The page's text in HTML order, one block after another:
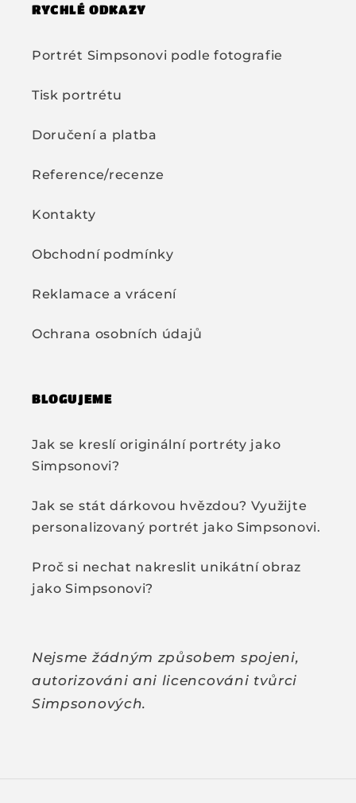
RYCHLÉ ODKAZY
Portrét Simpsonovi podle fotografie
Tisk portrétu
Doručení a platba
Reference/recenze
Kontakty
Obchodní podmínky
Reklamace a vrácení
Ochrana osobních údajů
BLOGUJEME
Jak se kreslí originální portréty jako
Simpsonovi?
Jak se stát dárkovou hvězdou? Využijte
personalizovaný portrét jako Simpsonovi.
Proč si nechat nakreslit unikátní obraz
jako Simpsonovi?
Nejsme žádným způsobem spojeni,
autorizováni ani licencováni tvůrci
Simpsonových.